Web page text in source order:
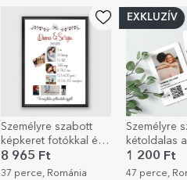
EXKLUZÍV
Személyre szabott,
kétoldalas alumínium
kártya fotóval,
üzenettel és QR-
1 200 Ft
47 perce, Románia
Személyre
bögre,
oldalán a
grafikáddal
2 961 Ft
1 órája,